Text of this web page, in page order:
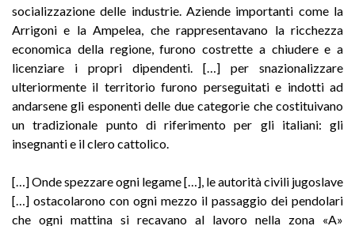
socializzazione delle industrie. Aziende importanti come la
Arrigoni e la Ampelea, che rappresentavano la ricchezza
economica della regione, furono costrette a chiudere e a
licenziare i propri dipendenti. […] per snazionalizzare
ulteriormente il territorio furono perseguitati e indotti ad
andarsene gli esponenti delle due categorie che costituivano
un tradizionale punto di riferimento per gli italiani: gli
insegnanti e il clero cattolico.
[…] Onde spezzare ogni legame […], le autorità civili jugoslave
[…] ostacolarono con ogni mezzo il passaggio dei pendolari
che ogni mattina si recavano al lavoro nella zona «A»